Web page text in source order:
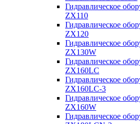
Гидравлическое
ZX110
Гидравлическое
ZX120
Гидравлическое
ZX130W
Гидравлическое
ZX160LC
Гидравлическое
ZX160LC-3
Гидравлическое
ZX160W
Гидравлическое